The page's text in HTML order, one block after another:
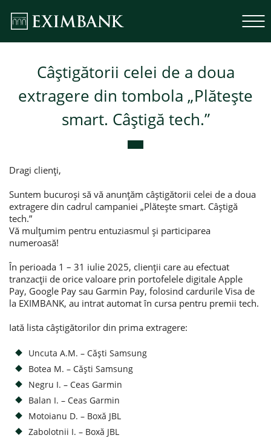
Credite de consum
Credite ipotecare
Câștigătorii celei de a doua
extragere din tombola „Plătește
smart. Câștigă tech.”
Dragi clienți,
Suntem bucuroși să vă anunțăm câștigătorii celei de a doua
extragere din cadrul campaniei „Plătește smart. Câștigă
tech.”
Vă mulțumim pentru entuziasmul și participarea
numeroasă!
În perioada 1 – 31 iulie 2025, clienții care au efectuat
tranzacții de orice valoare prin portofelele digitale Apple
Pay, Google Pay sau Garmin Pay, folosind cardurile Visa de
la EXIMBANK, au intrat automat în cursa pentru premii tech.
Iată lista câștigătorilor din prima extragere:
Uncuta A.M. – Căști Samsung
Botea M. – Căști Samsung
Negru I. – Ceas Garmin
Balan I. – Ceas Garmin
Motoianu D. – Boxă JBL
Zabolotnii I. – Boxă JBL